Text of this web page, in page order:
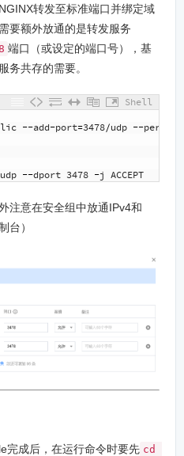
转发至标准端口并绑定域
要额外放通的是转发服务
端口（或设定的端口号），基
务共存的需要。
Shell
--add-port=3478/udp --
udp --dport 3478 -j ACCEPT
注意在安全组中放通IPv4和
台）
完成后，在运行命令时要先 cd